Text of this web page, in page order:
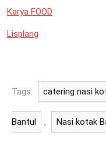
Karya FOOD
Lisplang
Tags: catering nasi
Bantul , Nasi kotak